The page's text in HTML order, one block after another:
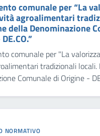
comunale per “La
agroalimentari
della Denominazione
comunale per "La
tradizionali
Comunale di Origine -
NORMATIVO